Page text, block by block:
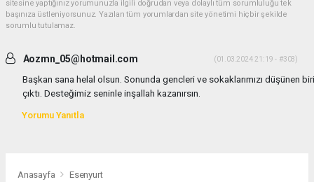
sitesine yaptığınız yorumunuzla ilgili doğrudan veya dolaylı tüm sorumluluğu tek
başınıza üstleniyorsunuz. Yazılan tüm yorumlardan site yönetimi hiçbir şekilde
sorumlu tutulamaz.
Aozmn_05@hotmail.com (01.03.2024 21:19 - #303)
Başkan sana helal olsun. Sonunda gencleri ve sokaklarımızı düşünen biri
çıktı. Desteğimiz seninle inşallah kazanırsın.
Yorumu Yanıtla
Anasayfa Esenyurt